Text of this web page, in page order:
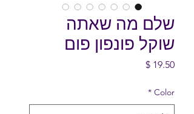
שלם מה שאתה
שוקל פונפון פום
מחיר
Color
*